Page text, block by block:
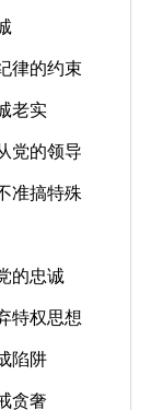
律的约束
老实
党的领导
准搞特殊
的忠诚
特权思想
陷阱
贪奢